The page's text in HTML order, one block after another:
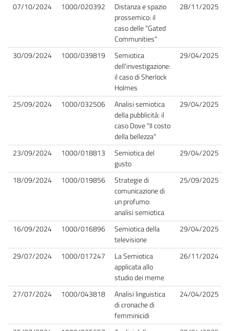
07/10/2024 1000/020392
Distanza e spazio
prossemico: il
caso delle "Gated
Communities"
28/11/2025
30/09/2024 1000/039819
Semiotica
dell'investigazione:
il caso di Sherlock
Holmes
29/04/2025
25/09/2024 1000/032506
Analisi semiotica
della pubblicità: il
caso Dove "Il costo
della bellezza"
29/04/2025
23/09/2024 1000/018813
Semiotica del
gusto
29/04/2025
18/09/2024 1000/019856
Strategie di
comunicazione di
un profumo:
analisi semiotica
25/09/2025
16/09/2024 1000/016896
Semiotica della
televisione
29/04/2025
29/07/2024 1000/017247
La Semiotica
applicata allo
studio dei meme
26/11/2024
27/07/2024 1000/043818
Analisi linguistica
di cronache di
femminicidi
24/04/2025